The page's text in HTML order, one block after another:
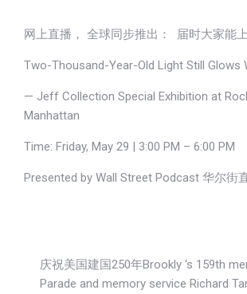
网上直播， 全球同步推出： 届时大家能
Two-Thousand-Year-Old Light Still Glows
— Jeff Collection Special Exhibition at
Manhattan
Time: Friday, May 29 | 3:00 PM – 6:00 PM
Presented by Wall Street Podcast 华尔街
庆祝美国建国250年Brookly ‘s 159th
Parade and memory service Richard